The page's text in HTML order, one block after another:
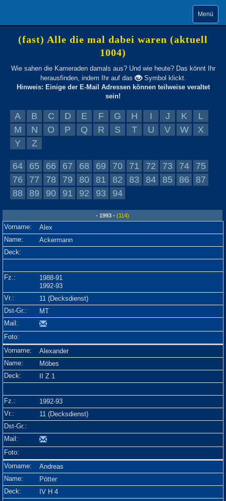
Menü
(fast) Alle die mal dabei waren (aktuell
1004)
Wie sahen die Kameraden damals aus? Und wie heute? Das könnt Ihr
herausfinden, indem Ihr auf das
Symbol klickt.
Hinweis: Einige der E-Mail Adressen können teilweise veraltet
sein!
A B C D E F G H I J K
L
M
N O P Q R S T U V W
X
Y
Z
64 65 66 67 68 69 70 71 72 73 74
75
76
77 78 79 80 81 82 83 84 85 86
87
88
89 90 91 92 93 94
- 1993 - (114)
Alex
Ackermann
1988-91
1992-93
11 (Decksdienst)
MT
Alexander
Möbes
II Z 1
1992-93
11 (Decksdienst)
Andreas
Pötter
IV H 4